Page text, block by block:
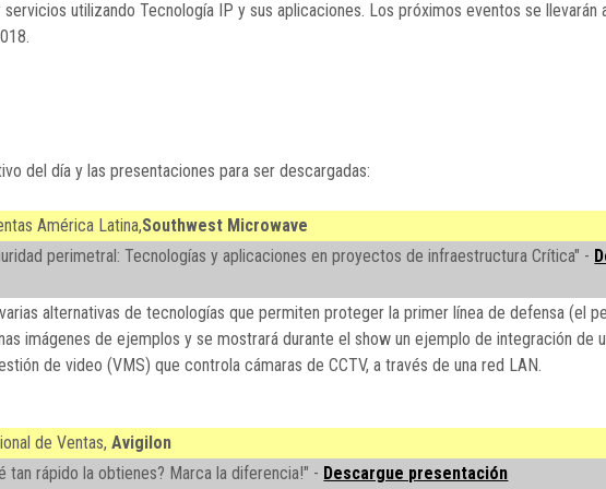
utilizando Tecnología IP y sus aplicaciones. Los próximos eventos se llevarán
del día y las presentaciones para ser descargadas:
América Latina,Southwest Microwave
perimetral: Tecnologías y aplicaciones en proyectos de infraestructura Crítica" -
alternativas de tecnologías que permiten proteger la primer línea de defensa (el
imágenes de ejemplos y se mostrará durante el show un ejemplo de integración de
de video (VMS) que controla cámaras de CCTV, a través de una red LAN.
de Ventas,Avigilon
tan rápido la obtienes? Marca la diferencia!" - Descargue presentación